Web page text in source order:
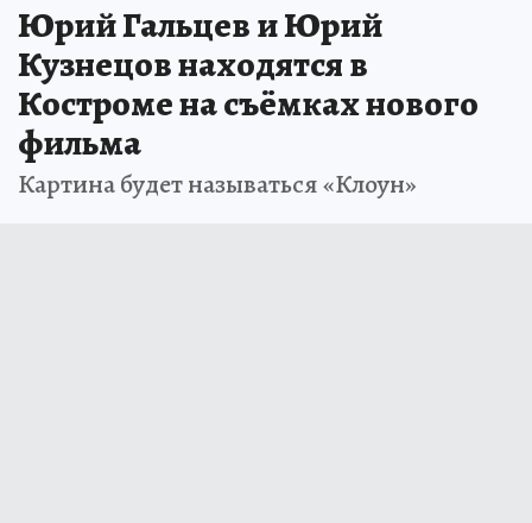
Юрий Гальцев и Юрий
Кузнецов находятся в
Костроме на съёмках нового
фильма
Картина будет называться «Клоун»